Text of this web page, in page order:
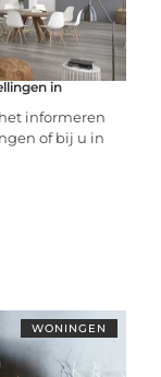
in
informeren
of bij u in
WONINGEN